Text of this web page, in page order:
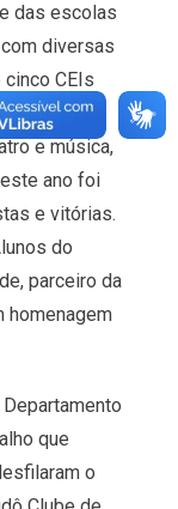
das escolas
diversas
CEIs
realizando
e música,
ano foi
e vitórias.
do
parceiro da
homenagem
que
o